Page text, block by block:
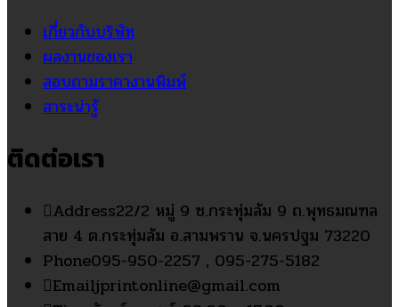
เกี่ยวกับบริษัท
ผลงานของเรา
สอบถามราคางานพิมพ์
สาระน่ารู้
ติดต่อเรา
Address22/2 หมู่ 9 ซ.กระทุ่มล้ม 9 ถ.พุทธมณฑล
สาย 4 ต.กระทุ่มล้ม อ.สามพราน จ.นครปฐม 73220
Phone095-950-2257 , 095-275-5182
Emailjprintonline@gmail.com